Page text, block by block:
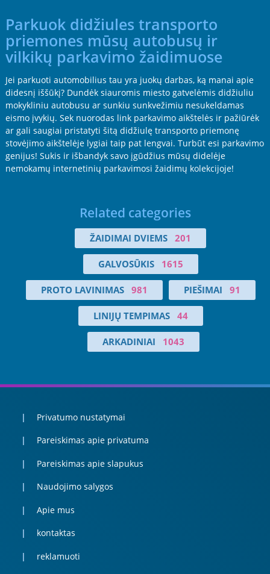
Parkuok didžiules transporto
priemones mūsų autobusų ir
vilkikų parkavimo žaidimuose
Jei parkuoti automobilius tau yra juokų darbas, ką manai apie
didesnį iššūkį? Dundėk siauromis miesto gatvelėmis didžiuliu
mokykliniu autobusu ar sunkiu sunkvežimiu nesukeldamas
eismo įvykių. Sek nuorodas link parkavimo aikštelės ir pažiūrėk
ar gali saugiai pristatyti šitą didžiulę transporto priemonę
stovėjimo aikštelėje lygiai taip pat lengvai. Turbūt esi parkavimo
genijus! Sukis ir išbandyk savo įgūdžius mūsų didelėje
nemokamų internetinių parkavimosi žaidimų kolekcijoje!
Related categories
ŽAIDIMAI DVIEMS 201
GALVOSŪKIS 1615
PROTO LAVINIMAS 981 PIEŠIMAI 91
LINIJŲ TEMPIMAS 44
ARKADINIAI 1043
Privatumo nustatymai
Pareiskimas apie privatuma
Pareiskimas apie slapukus
Naudojimo salygos
Apie mus
kontaktas
reklamuoti